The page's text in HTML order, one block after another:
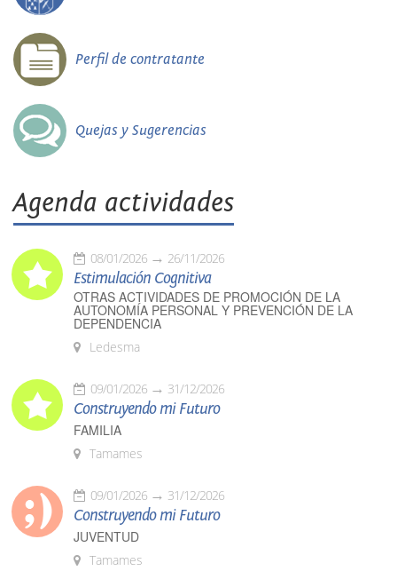
Perfil de contratante
Quejas y Sugerencias
Agenda actividades
08/01/2026 26/11/2026
Estimulación Cognitiva
OTRAS ACTIVIDADES DE PROMOCIÓN DE LA
AUTONOMÍA PERSONAL Y PREVENCIÓN DE LA
DEPENDENCIA
Ledesma
09/01/2026 31/12/2026
Construyendo mi Futuro
FAMILIA
Tamames
09/01/2026 31/12/2026
Construyendo mi Futuro
JUVENTUD
Tamames